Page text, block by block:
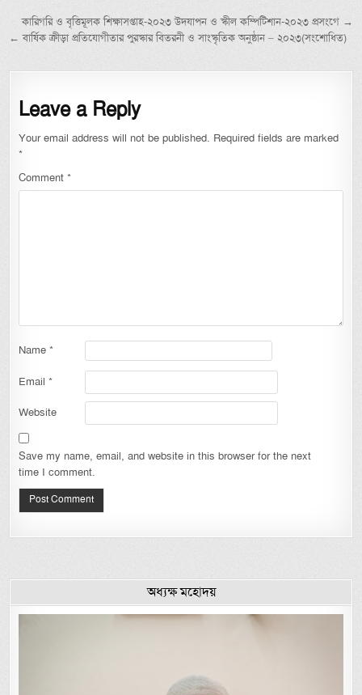
Post navigation
কারিগরি ও বৃত্তিমূলক শিক্ষাসপ্তাহ-২০২৩ উদযাপন ও স্কীল কম্পিটিশান-২০২৩ প্রসংগে →
← বার্ষিক ক্রীড়া প্রতিযোগীতার পুরস্কার বিতরনী ও সাংস্কৃতিক অনুষ্ঠান – ২০২৩(সংশোধিত)
Leave a Reply
Your email address will not be published. Required fields are marked
*
Comment*
Name*
Email*
Website
Save my name, email, and website in this browser for the next
time I comment.
অধ্যক্ষ মহোদয়